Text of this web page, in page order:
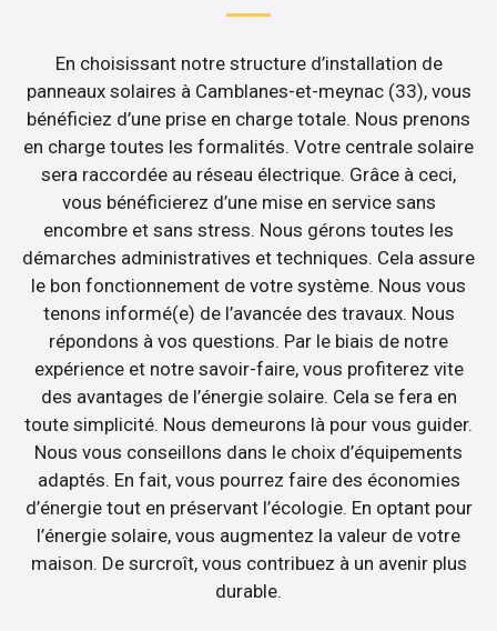
En choisissant notre structure d’installation de
panneaux solaires à Camblanes-et-meynac (33), vous
bénéficiez d’une prise en charge totale. Nous prenons
en charge toutes les formalités. Votre centrale solaire
sera raccordée au réseau électrique. Grâce à ceci,
vous bénéficierez d’une mise en service sans
encombre et sans stress. Nous gérons toutes les
démarches administratives et techniques. Cela assure
le bon fonctionnement de votre système. Nous vous
tenons informé(e) de l’avancée des travaux. Nous
répondons à vos questions. Par le biais de notre
expérience et notre savoir-faire, vous profiterez vite
des avantages de l’énergie solaire. Cela se fera en
toute simplicité. Nous demeurons là pour vous guider.
Nous vous conseillons dans le choix d’équipements
adaptés. En fait, vous pourrez faire des économies
d’énergie tout en préservant l’écologie. En optant pour
l’énergie solaire, vous augmentez la valeur de votre
maison. De surcroît, vous contribuez à un avenir plus
durable.